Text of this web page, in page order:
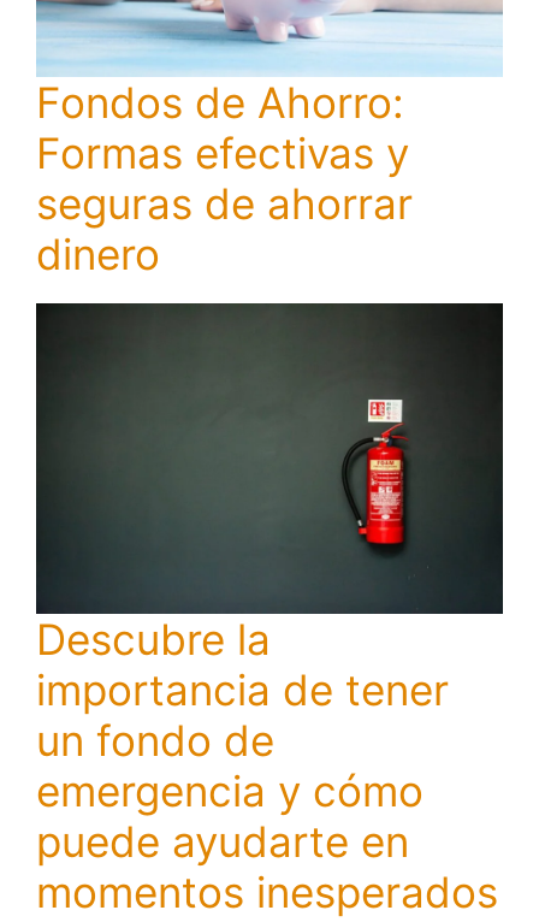
Fondos de Ahorro:
Formas efectivas y
seguras de ahorrar
dinero
Descubre la
importancia de tener
un fondo de
emergencia y cómo
puede ayudarte en
momentos inesperados